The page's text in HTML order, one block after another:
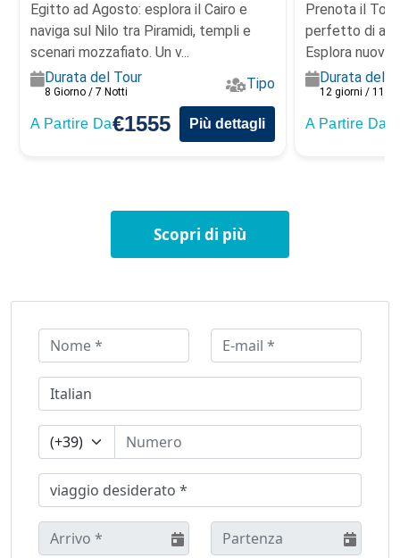
Egitto ad Agosto: esplora il Cairo e
naviga sul Nilo tra Piramidi, templi e
scenari mozzafiato. Un v...
Durata del Tour
8 Giorno / 7 Notti Tipo
A Partire Da€1555 Più dettagli
Prenota il
perfetto di
Esplora nuovi
Durata del
12 giorni / 11
A Partire Da
Scopri di più